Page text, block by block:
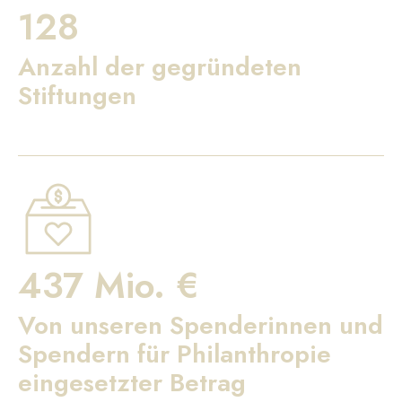
128
Anzahl der gegründeten
Stiftungen
437 Mio. €
Von unseren Spenderinnen und
Spendern für Philanthropie
eingesetzter Betrag